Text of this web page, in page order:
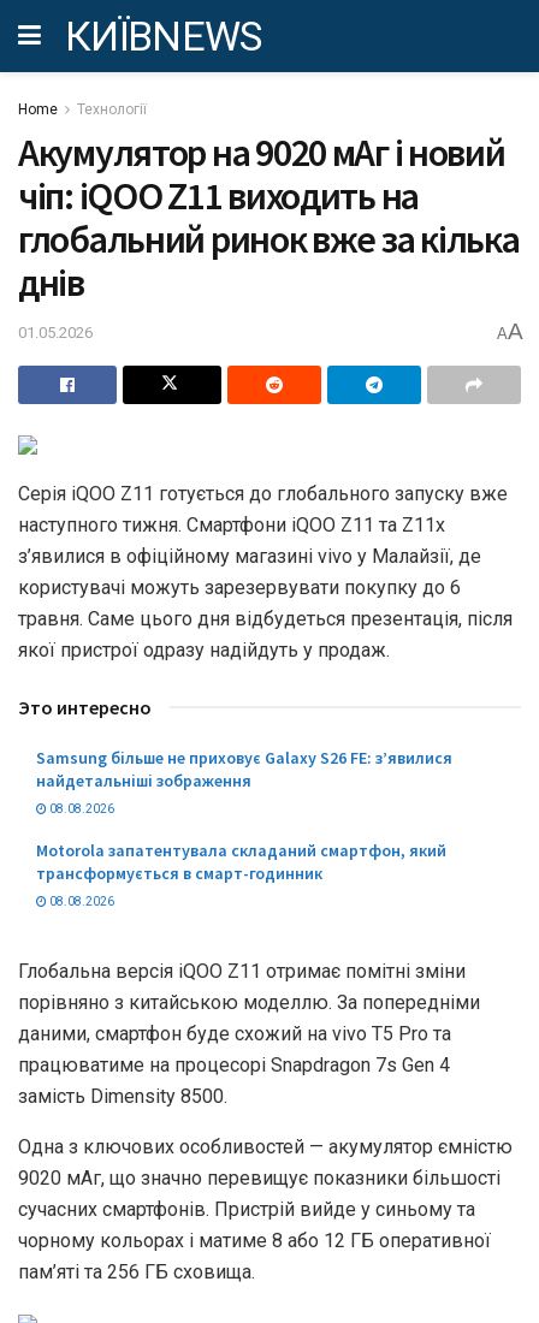
КИЇВNEWS
Home Технології
Акумулятор на 9020 мАг і новий
чіп: iQOO Z11 виходить на
глобальний ринок вже за кілька
днів
01.05.2026 AA
Серія iQOO Z11 готується до глобального запуску вже
наступного тижня. Смартфони iQOO Z11 та Z11x
з’явилися в офіційному магазині vivo у Малайзії, де
користувачі можуть зарезервувати покупку до 6
травня. Саме цього дня відбудеться презентація, після
якої пристрої одразу надійдуть у продаж.
Это интересно
Samsung більше не приховує Galaxy S26 FE: з’явилися
найдетальніші зображення
08.08.2026
Motorola запатентувала складаний смартфон, який
трансформується в смарт-годинник
08.08.2026
Глобальна версія iQOO Z11 отримає помітні зміни
порівняно з китайською моделлю. За попередніми
даними, смартфон буде схожий на vivo T5 Pro та
працюватиме на процесорі Snapdragon 7s Gen 4
замість Dimensity 8500.
Одна з ключових особливостей — акумулятор ємністю
9020 мАг, що значно перевищує показники більшості
сучасних смартфонів. Пристрій вийде у синьому та
чорному кольорах і матиме 8 або 12 ГБ оперативної
пам’яті та 256 ГБ сховища.